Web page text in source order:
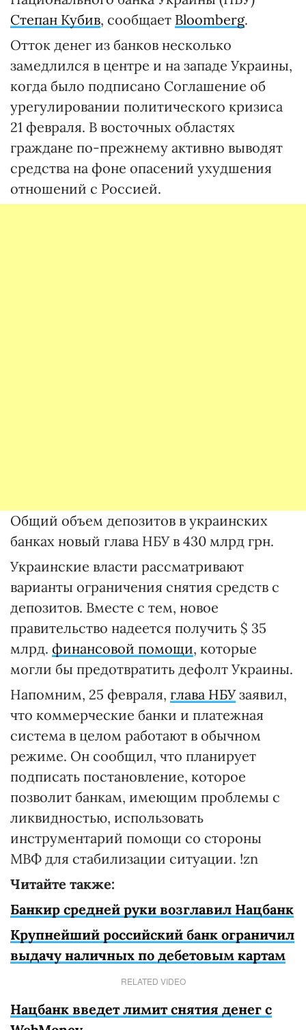
Степан Кубив, сообщает Bloomberg.
Отток денег из банков несколько
замедлился в центре и на западе Украины,
когда было подписано Соглашение об
урегулировании политического кризиса
21 февраля. В восточных областях
граждане по-прежнему активно выводят
средства на фоне опасений ухудшения
отношений с Россией.
Общий объем депозитов в украинских
банках новый глава НБУ в 430 млрд грн.
Украинские власти рассматривают
варианты ограничения снятия средств с
депозитов. Вместе с тем, новое
правительство надеется получить $ 35
млрд. финансовой помощи, которые
могли бы предотвратить дефолт Украины.
Напомним, 25 февраля, глава НБУзаявил,
что коммерческие банки и платежная
система в целом работают в обычном
режиме. Он сообщил, что планирует
подписать постановление, которое
позволит банкам, имеющим проблемы с
ликвидностью, использовать
инструментарий помощи со стороны
МВФ для стабилизации ситуации. !zn
Читайте также:
Банкир средней руки возглавил Нацбанк
Крупнейший российский банк ограничил
выдачу наличных по дебетовым картам
RELATED VIDEO
Нацбанк введет лимит снятия денег с